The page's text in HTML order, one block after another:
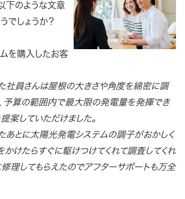
下のような文章
でしょうか？
を購入したお客
社員さんは屋根の大きさや角度を綿密に調
予算の範囲内で最大限の発電量を発揮でき
案していただけました。
あとに太陽光発電システムの調子がおかしく
かけたらすぐに駆けつけてくれて調査してくれ
修理してもらえたのでアフターサポートも万全